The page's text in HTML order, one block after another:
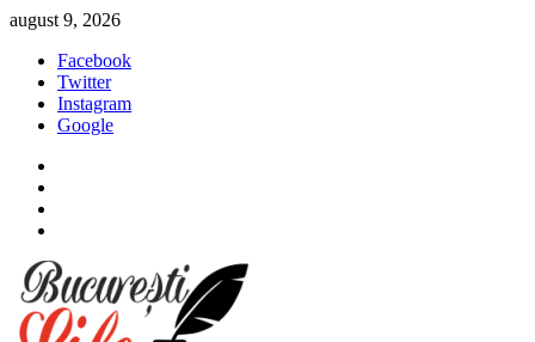
Sari
conținut
august 9, 2026
Facebook
Twitter
Instagram
Google